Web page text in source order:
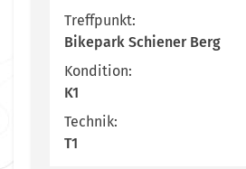
Treffpunkt:
Bikepark Schiener Berg
Kondition:
K1
Technik:
T1